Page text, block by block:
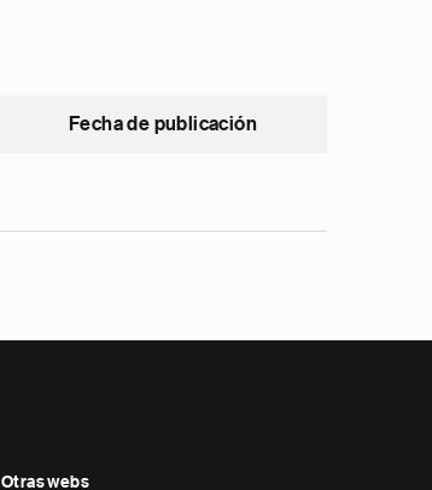
Fecha de publicación
Otras webs